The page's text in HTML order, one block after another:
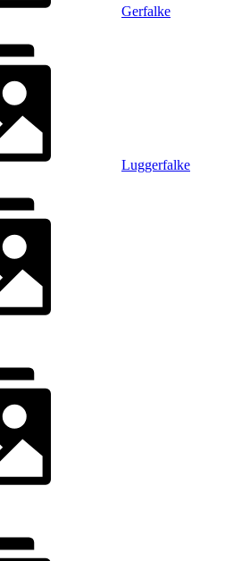
Gerfalke
Luggerfalke